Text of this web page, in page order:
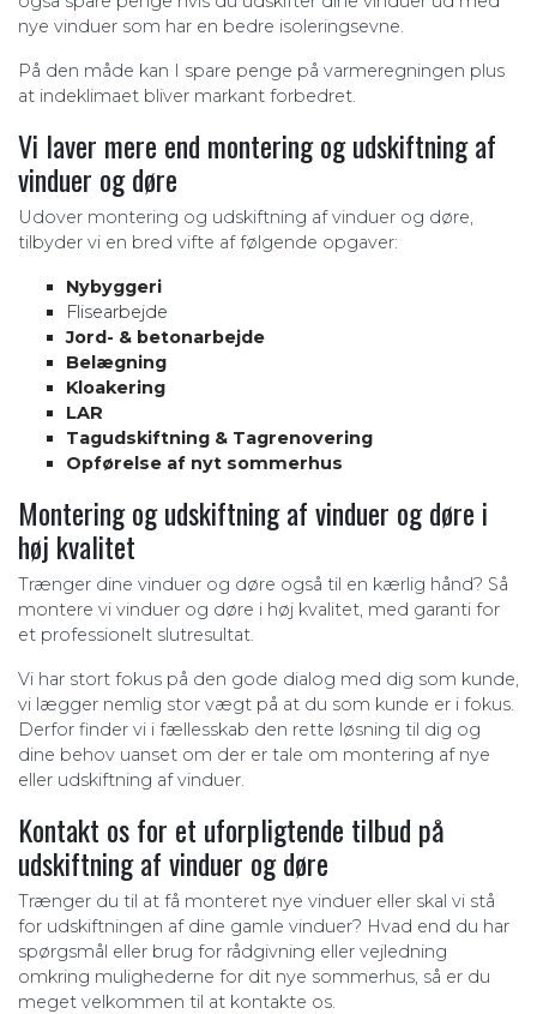
nye vinduer som har en bedre isoleringsevne.
På den måde kan I spare penge på varmeregningen plus
at indeklimaet bliver markant forbedret.
Vi laver mere end montering og udskiftning af
vinduer og døre
Udover montering og udskiftning af vinduer og døre,
tilbyder vi en bred vifte af følgende opgaver:
Nybyggeri
Flisearbejde
Jord- & betonarbejde
Belægning
Kloakering
LAR
Tagudskiftning & Tagrenovering
Opførelse af nyt sommerhus
Montering og udskiftning af vinduer og døre i
høj kvalitet
Trænger dine vinduer og døre også til en kærlig hånd? Så
montere vi vinduer og døre i høj kvalitet, med garanti for
et professionelt slutresultat.
Vi har stort fokus på den gode dialog med dig som kunde,
vi lægger nemlig stor vægt på at du som kunde er i fokus.
Derfor finder vi i fællesskab den rette løsning til dig og
dine behov uanset om der er tale om montering af nye
eller udskiftning af vinduer.
Kontakt os for et uforpligtende tilbud på
udskiftning af vinduer og døre
Trænger du til at få monteret nye vinduer eller skal vi stå
for udskiftningen af dine gamle vinduer? Hvad end du har
spørgsmål eller brug for rådgivning eller vejledning
omkring mulighederne for dit nye sommerhus, så er du
meget velkommen til at kontakte os.